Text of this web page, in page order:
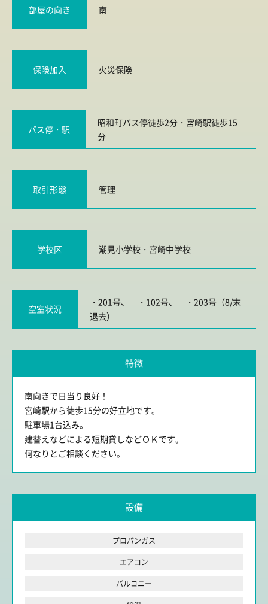
部屋の向き 南
保険加入 火災保険
バス停・駅
昭和町バス停徒歩2分・宮崎駅徒歩15
分
取引形態 管理
学校区 潮見小学校 ・ 宮崎中学校
空室状況
・201号、 ・102号、 ・203号（8/末
退去）
特徴
南向きで日当り良好！
宮崎駅から徒歩15分の好立地です。
駐車場1台込み。
建替えなどによる短期貸しなどＯＫです。
何なりとご相談ください。
設備
プロパンガス
エアコン
バルコニー